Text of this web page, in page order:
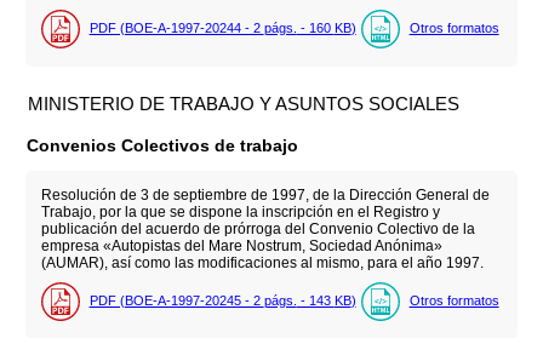
PDF (BOE-A-1997-20244 - 2 págs. - 160 KB) Otros formatos
MINISTERIO DE TRABAJO Y ASUNTOS SOCIALES
Convenios Colectivos de trabajo
Resolución de 3 de septiembre de 1997, de la Dirección General de
Trabajo, por la que se dispone la inscripción en el Registro y
publicación del acuerdo de prórroga del Convenio Colectivo de la
empresa «Autopistas del Mare Nostrum, Sociedad Anónima»
(AUMAR), así como las modificaciones al mismo, para el año 1997.
PDF (BOE-A-1997-20245 - 2 págs. - 143 KB) Otros formatos